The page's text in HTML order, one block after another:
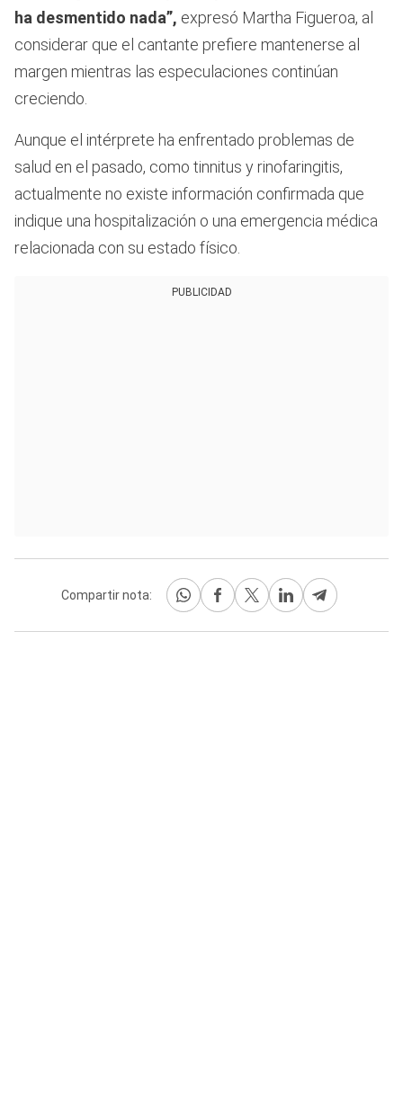
ha desmentido nada”, expresó Martha Figueroa, al
considerar que el cantante prefiere mantenerse al
margen mientras las especulaciones continúan
creciendo.
Aunque el intérprete ha enfrentado problemas de
salud en el pasado, como tinnitus y rinofaringitis,
actualmente no existe información confirmada que
indique una hospitalización o una emergencia médica
relacionada con su estado físico.
PUBLICIDAD
Compartir nota: